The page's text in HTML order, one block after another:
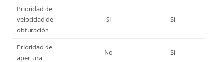
Prioridad de
velocidad de
obturación
Sí Sí
Prioridad de
apertura
No Sí